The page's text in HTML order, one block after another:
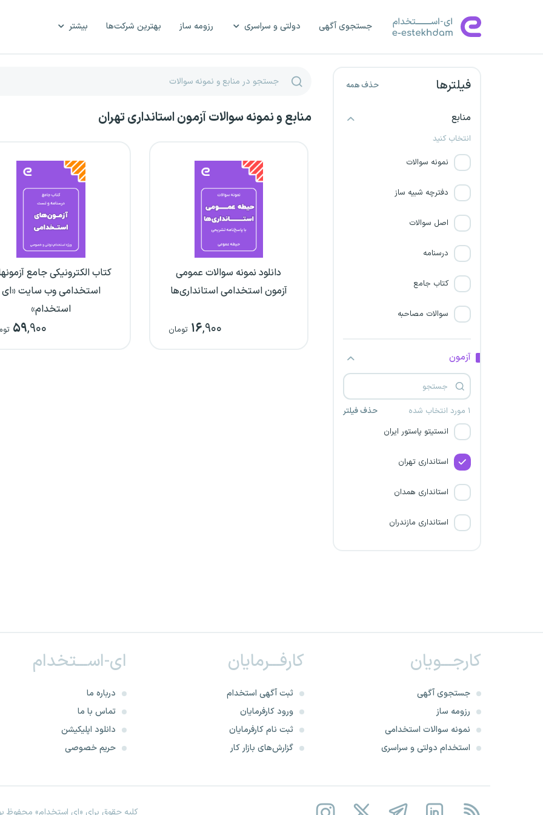
جستجوی آگهی دولتی و سراسری رزومه ساز بهترین شرکت‌ها بیشتر
فیلترها حذف همه
منابع
انتخاب کنید
نمونه سوالات
دفترچه شبیه ساز
اصل سوالات
درسنامه
کتاب جامع
سوالات مصاحبه
آزمون
۱ مورد انتخاب شده حذف فیلتر
شهرداری اردبیل
شرکت کشت و صنعت مکران
خلیج فارس
شهرداری چهارمحال و بختیاری
صنایع نفت (اویکو)
شرکت چدن کویر خاوران
انستیتو پاستور ایران
استانداری تهران
استانداری همدان
استانداری مازندران
استانداری کرمان
استانداری قزوین
استانداری زنجان
کارخانه قند یاسوج
منابع و نمونه سوالات آزمون استانداری تهران
دانلود نمونه سوالات عمومی
آزمون استخدامی استانداری‌ها
۱۶,۹۰۰ تومان
کتاب الکترونیکی جامع
استخدامی وب سایت «ای
استخدام»
۵۹,۹۰۰
کارجـــویان
جستجوی آگهی
رزومه ساز
نمونه سوالات استخدامی
استخدام دولتی و سراسری
کارفـــرمایان
ثبت آگهی استخدام
ورود کارفرمایان
ثبت نام کارفرمایان
گزارش‌های بازار کار
ای-اســـتخدام
درباره ما
تماس با ما
دانلود اپلیکیشن
حریم خصوصی
کلیه حقوق برای «ای استخدام» محفوظ